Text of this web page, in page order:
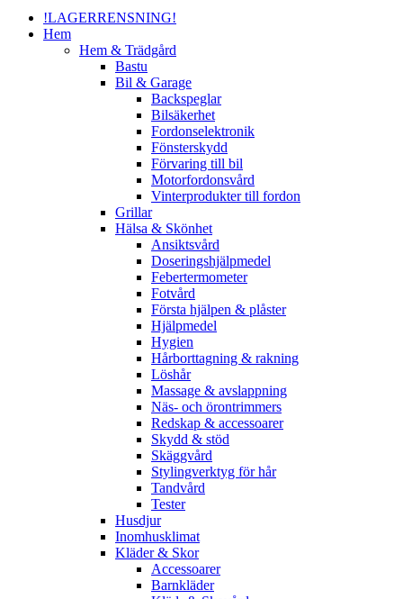
!LAGERRENSNING!
Hem
Hem & Trädgård
Bastu
Bil & Garage
Backspeglar
Bilsäkerhet
Fordonselektronik
Fönsterskydd
Förvaring till bil
Motorfordonsvård
Vinterprodukter till fordon
Grillar
Hälsa & Skönhet
Ansiktsvård
Doseringshjälpmedel
Febertermometer
Fotvård
Första hjälpen & plåster
Hjälpmedel
Hygien
Hårborttagning & rakning
Löshår
Massage & avslappning
Näs- och örontrimmers
Redskap & accessoarer
Skydd & stöd
Skäggvård
Stylingverktyg för hår
Tandvård
Tester
Husdjur
Inomhusklimat
Kläder & Skor
Accessoarer
Barnkläder